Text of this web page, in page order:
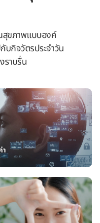
สุขภาพแบบองค์
บกิจวัตรประจำวัน
ราบรื่น
า